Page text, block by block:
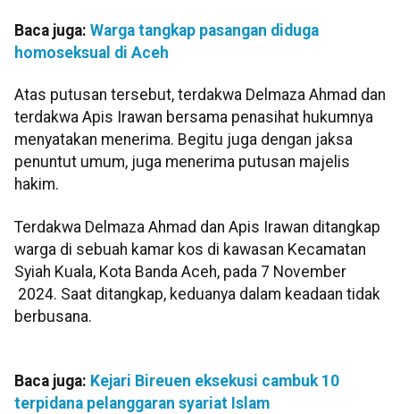
Baca juga: Warga tangkap pasangan diduga
homoseksual di Aceh
Atas putusan tersebut, terdakwa Delmaza Ahmad dan
terdakwa Apis Irawan bersama penasihat hukumnya
menyatakan menerima. Begitu juga dengan jaksa
penuntut umum, juga menerima putusan majelis
hakim.
Terdakwa Delmaza Ahmad dan Apis Irawan ditangkap
warga di sebuah kamar kos di kawasan Kecamatan
Syiah Kuala, Kota Banda Aceh, pada 7 November
2024. Saat ditangkap, keduanya dalam keadaan tidak
berbusana.
Baca juga: Kejari Bireuen eksekusi cambuk 10
terpidana pelanggaran syariat Islam